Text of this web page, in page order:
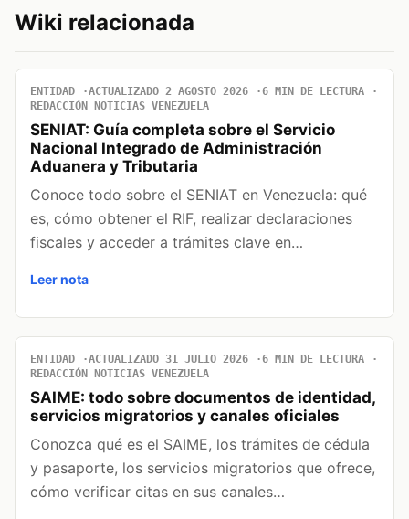
Wiki relacionada
ENTIDAD ACTUALIZADO 2 AGOSTO 2026
6 MIN DE LECTURA
REDACCIÓN NOTICIAS VENEZUELA
SENIAT: Guía completa sobre el Servicio
Nacional Integrado de Administración
Aduanera y Tributaria
Conoce todo sobre el SENIAT en Venezuela: qué
es, cómo obtener el RIF, realizar declaraciones
fiscales y acceder a trámites clave en…
Leer nota
ENTIDAD ACTUALIZADO 31 JULIO 2026
6 MIN DE LECTURA
REDACCIÓN NOTICIAS VENEZUELA
SAIME: todo sobre documentos de identidad,
servicios migratorios y canales oficiales
Conozca qué es el SAIME, los trámites de cédula
y pasaporte, los servicios migratorios que ofrece,
cómo verificar citas en sus canales…